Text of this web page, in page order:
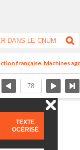
française. Machines
TEXTE
OCÉRISÉ